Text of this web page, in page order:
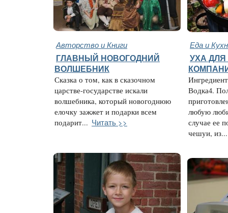
Авторство и Книги Еда и
ГЛАВНЫЙ НОВОГОДНИЙ
ВОЛШЕБНИК
Сказка о том, как в сказочном
царстве-государстве искали
волшебника, который новогоднюю
елочку зажжет и подарки всем
подарит... Читать >>
УХА
Водка4.
любую
случае ее
чешуи, из...